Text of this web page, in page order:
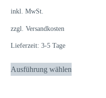
inkl. MwSt.
zzgl.Versandkosten
Lieferzeit:3-5 Tage
Ausführung wählen
Dieses
Produkt